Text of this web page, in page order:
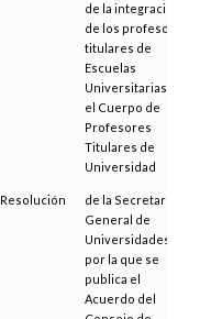
de la integración
de los profesores
titulares de
Escuelas
Universitarias en
el Cuerpo de
Profesores
Titulares de
Universidad
Resolución
de la Secretaría
General de
Universidades,
por la que se
publica el
Acuerdo del